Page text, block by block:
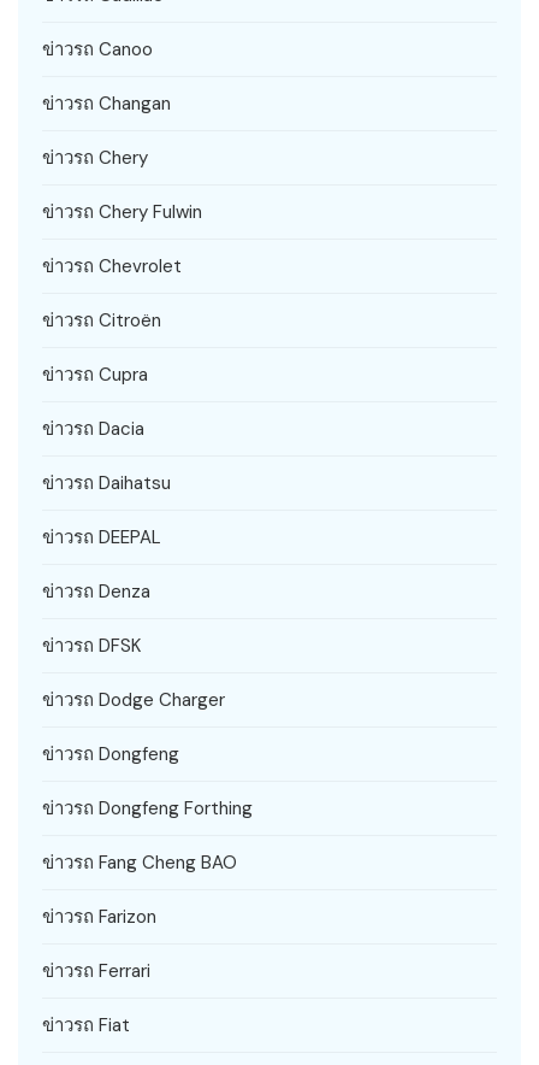
ข่าวรถ Canoo
ข่าวรถ Changan
ข่าวรถ Chery
ข่าวรถ Chery Fulwin
ข่าวรถ Chevrolet
ข่าวรถ Citroën
ข่าวรถ Cupra
ข่าวรถ Dacia
ข่าวรถ Daihatsu
ข่าวรถ DEEPAL
ข่าวรถ Denza
ข่าวรถ DFSK
ข่าวรถ Dodge Charger
ข่าวรถ Dongfeng
ข่าวรถ Dongfeng Forthing
ข่าวรถ Fang Cheng BAO
ข่าวรถ Farizon
ข่าวรถ Ferrari
ข่าวรถ Fiat